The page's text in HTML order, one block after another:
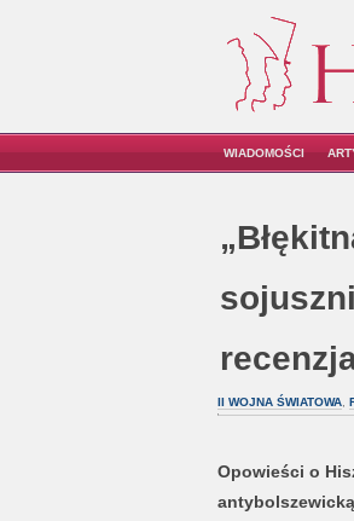
WIADOMOŚCI
II WOJNA ŚWIATOWA,
Opowieści o